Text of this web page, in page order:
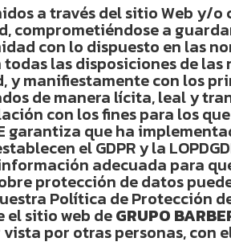
a través del sitio Web y/o
comprometiéndose a
con lo dispuesto en las
las disposiciones de las
y manifiestamente con los
de manera lícita, leal y
con los fines para los
garantiza que ha
el GDPR y la
adecuada para
protección de datos
Política de Protección
el sitio web deGRUPO
por otras personas,